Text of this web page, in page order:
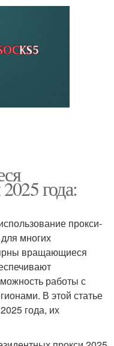
года:
прокси-
многих
вращающиеся
работы с
В этой статье
года, их